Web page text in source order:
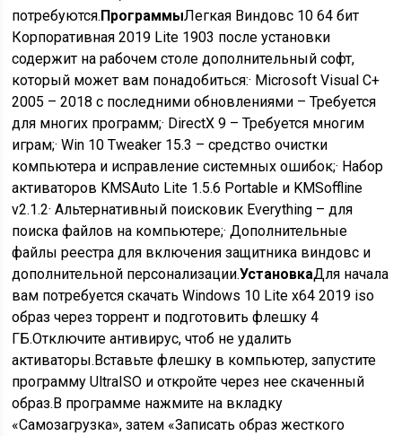
потребуются.ПрограммыЛегкая Виндовс 10 64 бит
Корпоративная 2019 Lite 1903 после установки
содержит на рабочем столе дополнительный софт,
который может вам понадобиться:· Microsoft Visual C+
2005 – 2018 с последними обновлениями – Требуется
для многих программ;· DirectX 9 – Требуется многим
играм;· Win 10 Tweaker 15.3 – средство очистки
компьютера и исправление системных ошибок;· Набор
активаторов KMSAuto Lite 1.5.6 Portable и KMSoffline
v2.1.2· Альтернативный поисковик Everything – для
поиска файлов на компьютере;· Дополнительные
файлы реестра для включения защитника виндовс и
дополнительной персонализации.УстановкаДля начала
вам потребуется скачать Windows 10 Lite x64 2019 iso
образ через торрент и подготовить флешку 4
ГБ.Отключите антивирус, чтоб не удалить
активаторы.Вставьте флешку в компьютер, запустите
программу UltraISO и откройте через нее скаченный
образ.В программе нажмите на вкладку
«Самозагрузка», затем «Записать образ жесткого